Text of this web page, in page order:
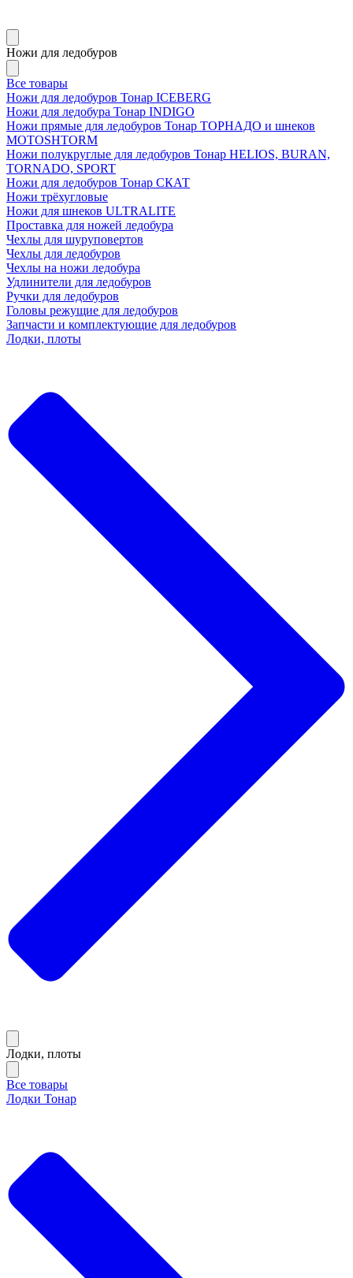
Ножи для ледобуров
Все товары
Ножи для ледобуров Тонар ICEBERG
Ножи для ледобура Тонар INDIGO
Ножи прямые для ледобуров Тонар ТОРНАДО и шнеков
MOTOSHTORM
Ножи полукруглые для ледобуров Тонар HELIOS, BURAN,
TORNADO, SPORT
Ножи для ледобуров Тонар СКАТ
Ножи трёхугловые
Ножи для шнеков ULTRALITE
Проставка для ножей ледобура
Чехлы для шуруповертов
Чехлы для ледобуров
Чехлы на ножи ледобура
Удлинители для ледобуров
Ручки для ледобуров
Головы режущие для ледобуров
Запчасти и комплектующие для ледобуров
Лодки, плоты
Лодки, плоты
Все товары
Лодки Тонар